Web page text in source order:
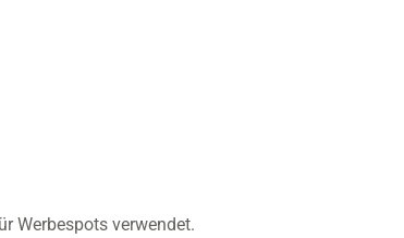
Werbespots verwendet.